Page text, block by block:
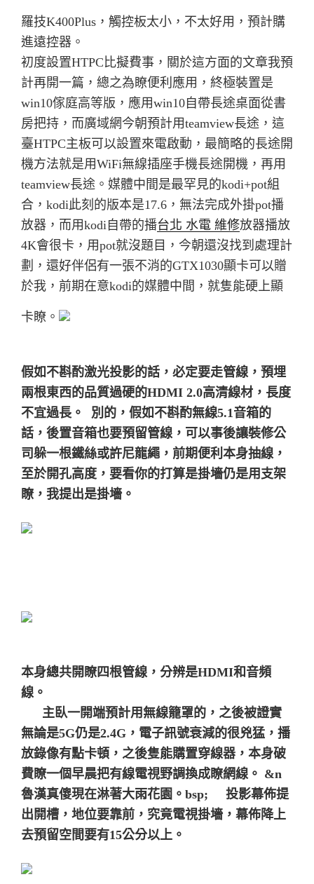
羅技K400Plus，觸控板太小，不太好用，預計購
進遠控器。
初度設置HTPC比擬費事，關於這方面的文章我預
計再開一篇，總之為瞭便利應用， 終極裝置是
win10傢庭高等版，應用win10自帶長途桌面從書
房把持， 而廣域網今朝預計用teamview長途，這
臺HTPC主板可以設置來電啟動， 最簡略的長途開
機方法就是用WiFi無線插座手機長途開機，再用
teamview長途。 媒體中間是最罕見的kodi+pot組
合，kodi此刻的版本是17.6，無法完成外掛pot播
放器，而用kodi自帶的播台北 水電 維修放器播放
4K會很卡，用pot就沒題目，今朝還沒找到處理計
劃，還好伴侶有一張不消的GTX1030顯卡可以贈
於我，前期在意kodi的媒體中間，就隻能硬上顯
卡瞭。
假如不斟酌激光投影的話，必定要走管線，預埋
兩根東西的品質過硬的HDMI 2.0高清線材， 長度
不宜過長。
別的，假如不斟酌無線5.1音箱的
話，後置音箱也要預留管線，可以事後讓裝修公
司躲一根鐵絲或許尼龍繩，前期便利本身抽線，
至於開孔高度，要看你的打算是掛墻仍是用支架
瞭， 我提出是掛墻。
本身總共開瞭四根管線，分辨是HDMI和音頻
線。
主臥一開端預計用無線籠罩的，之後被證實
無論是5G仍是2.4G，電子訊號衰減的很兇猛，播
放錄像有點卡頓，之後隻能購置穿線器，本身破
費瞭一個早晨把有線電視野調換成瞭網線。 &n
魯漢真傻現在淋著大雨花園。bsp; 投影幕佈提
出開槽，地位要靠前，究竟電視掛墻，幕佈降上
去預留空間要有15公分以上。